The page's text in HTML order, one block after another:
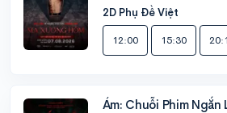
2D Phụ Đề Việt
12:00
15:30
Ám: Chuỗi Phim Ngắn